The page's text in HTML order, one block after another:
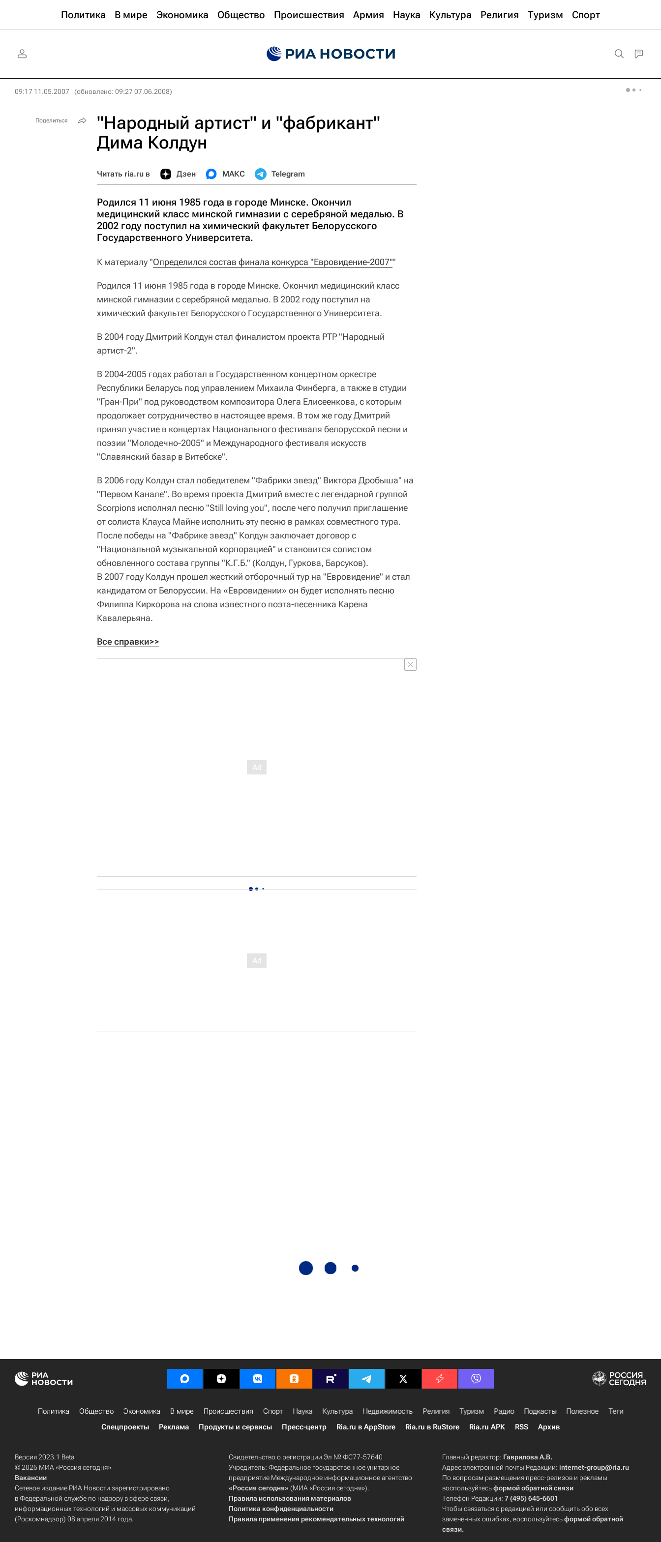
Политика В мире Экономика Общество Происшествия Армия Наука Культура Религия Туризм Спорт
09:17 11.05.2007 (обновлено: 09:27 07.06.2008)
"Народный артист" и "фабрикант"
Дима Колдун
Читать ria.ru в Дзен МАКС Telegram
Родился 11 июня 1985 года в городе Минске. Окончил
медицинский класс минской гимназии с серебряной медалью. В
2002 году поступил на химический факультет Белорусского
Государственного Университета.
К материалу "Определился состав финала конкурса "Евровидение-2007""
Родился 11 июня 1985 года в городе Минске. Окончил медицинский класс
минской гимназии с серебряной медалью. В 2002 году поступил на
химический факультет Белорусского Государственного Университета.
В 2004 году Дмитрий Колдун стал финалистом проекта РТР "Народный
артист-2".
В 2004-2005 годах работал в Государственном концертном оркестре
Республики Беларусь под управлением Михаила Финберга, а также в студии
"Гран-При" под руководством композитора Олега Елисеенкова, с которым
продолжает сотрудничество в настоящее время. В том же году Дмитрий
принял участие в концертах Национального фестиваля белорусской песни и
поэзии "Молодечно-2005" и Международного фестиваля искусств
"Славянский базар в Витебске".
В 2006 году Колдун стал победителем "Фабрики звезд" Виктора Дробыша" на
"Первом Канале". Во время проекта Дмитрий вместе с легендарной группой
Scorpions исполнял песню "Still loving you", после чего получил приглашение
от солиста Клауса Майне исполнить эту песню в рамках совместного тура.
После победы на "Фабрике звезд" Колдун заключает договор с
"Национальной музыкальной корпорацией" и становится солистом
обновленного состава группы "К.Г.Б." (Колдун, Гуркова, Барсуков).
В 2007 году Колдун прошел жесткий отборочный тур на "Евровидение" и стал
кандидатом от Белоруссии. На «Евровидении» он будет исполнять песню
Филиппа Киркорова на слова известного поэта-песенника Карена
Кавалерьяна.
Все справки>>
Поделиться
Политика Общество Экономика В мире Происшествия Спорт Наука Культура Недвижимость Религия Туризм Радио Подкасты Полезное
Теги
Спецпроекты
Реклама Продукты и сервисы Пресс-центр Ria.ru в AppStore Ria.ru в RuStore Ria.ru APK RSS Архив
Версия 2023.1 Beta
© 2026 МИА «Россия сегодня»
Вакансии
Сетевое издание РИА Новости зарегистрировано
в Федеральной службе по надзору в сфере связи,
информационных технологий и массовых коммуникаций
(Роскомнадзор) 08 апреля 2014 года.
Свидетельство о регистрации Эл № ФС77-57640
Учредитель: Федеральное государственное унитарное
предприятие Международное информационное агентство
«Россия сегодня» (МИА «Россия сегодня»).
Правила использования материалов
Политика конфиденциальности
Правила применения рекомендательных технологий
Главный редактор: Гаврилова А.В.
Адрес электронной почты Редакции:internet-group@ria.ru
По вопросам размещения пресс-релизов и рекламы
воспользуйтесьформой обратной связи
Телефон Редакции:7 (495) 645-6601
Чтобы связаться с редакцией или сообщить обо всех
замеченных ошибках, воспользуйтесьформой обратной
связи.